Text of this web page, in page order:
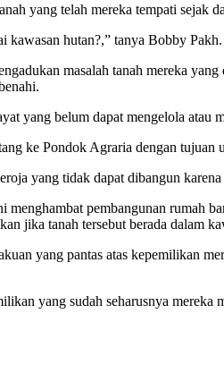
yang telah mereka tempati sejak
kawasan hutan?,” tanya Bobby Pakh.
masalah tanah mereka
yang belum dapat mengelola atau
ke Pondok Agraria dengan tujuan
yang tidak dapat dibangun
pembangunan
jika tanah tersebut berada dalam
yang pantas atas kepemilikan
yang sudah seharusnya mereka